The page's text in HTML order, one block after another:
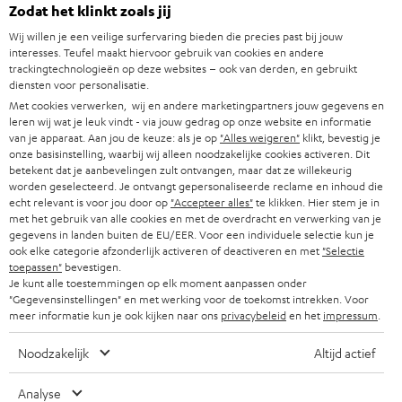
u
w
s
b
r
i
e
f
HIFI-SPEAKERS
SMART HOME
BLUETOOTH
KOPTELEFOONS
BLUETOOTH KOPTELEFOONS
COMPLETE SETS
SPEAKERS
CARRIÈRE
PERS & MARKETING
B2B
PARTNERPROGRAMMA
BLOG
NEWSLETTER
STORES
TEUFEL VOORDELEN
TEUFEL STORY
MANAGEMENT
DUITSLAND
OOSTENRIJK
ZWITSERLAND
NEDERLAND
BELGIË
FRANKRIJK
SPANJE
Zodat het klinkt zoals jij
Wij willen je een veilige surfervaring bieden die precies past bij jouw
interesses. Teufel maakt hiervoor gebruik van cookies en andere
trackingtechnologieën op deze websites – ook van derden, en gebruikt
diensten voor personalisatie.
Met cookies verwerken, wij en andere marketingpartners jouw gegevens en
leren wij wat je leuk vindt - via jouw gedrag op onze website en informatie
van je apparaat. Aan jou de keuze: als je op "Alles weigeren" klikt, bevestig je
onze basisinstelling, waarbij wij alleen noodzakelijke cookies activeren. Dit
betekent dat je aanbevelingen zult ontvangen, maar dat ze willekeurig
worden geselecteerd. Je ontvangt gepersonaliseerde reclame en inhoud die
echt relevant is voor jou door op "Accepteer alles"te klikken. Hier stem je in
met het gebruik van alle cookies en met de overdracht en verwerking van je
gegevens in landen buiten de EU/EER. Voor een individuele selectie kun je
ook elke categorie afzonderlijk activeren of deactiveren en met "Selectie
toepassen" bevestigen.
Je kunt alle toestemmingen op elk moment aanpassen onder
"Gegevensinstellingen" en met werking voor de toekomst intrekken. Voor
meer informatie kun je ook kijken naar ons privacybeleiden het impressum
Noodzakelijk Altijd actief
Analyse